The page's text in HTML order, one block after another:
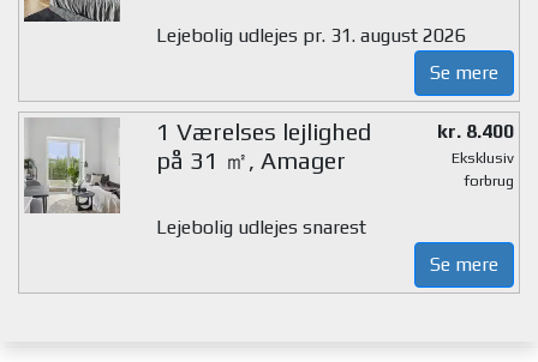
Lejebolig udlejes pr. 31. august 2026
Se mere
1 Værelses lejlighed
på 31 ㎡, Amager
kr. 8.400
Eksklusiv
forbrug
Lejebolig udlejes snarest
Se mere